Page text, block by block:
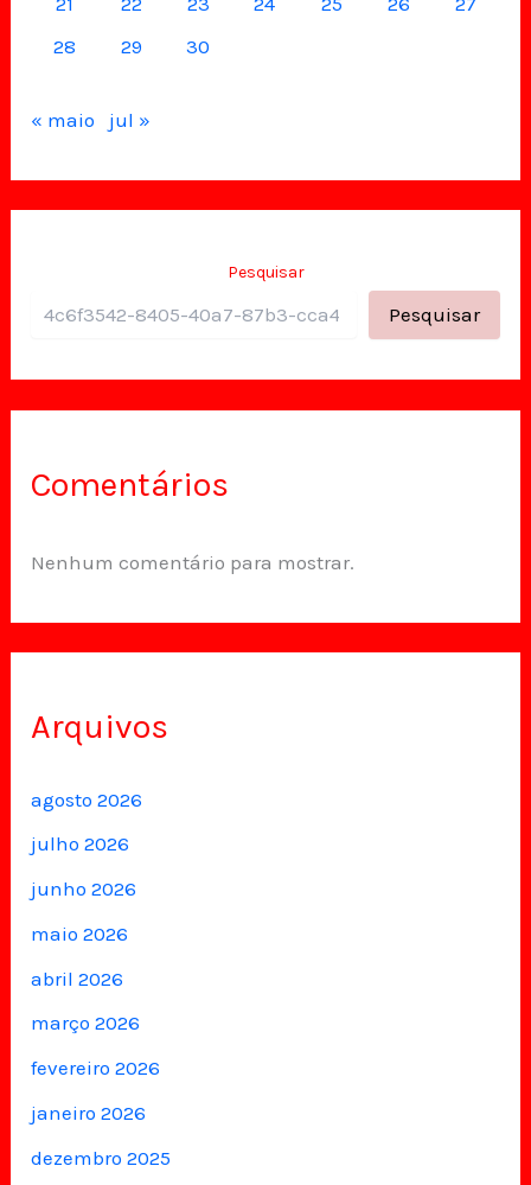
28
29 30
« maio jul »
Pesquisar
Pesquisar
Comentários
Nenhum comentário para mostrar.
Arquivos
agosto 2026
julho 2026
junho 2026
maio 2026
abril 2026
março 2026
fevereiro 2026
janeiro 2026
dezembro 2025